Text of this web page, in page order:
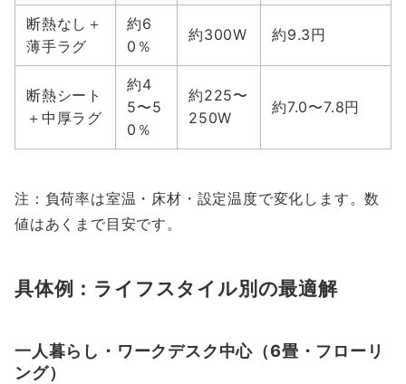
断熱なし＋
薄手ラグ
約6
0％
約300W 約9.3円
断熱シート
＋中厚ラグ
約4
5〜5
0％
約225〜
250W
約7.0〜7.8円
注：負荷率は室温・床材・設定温度で変化します。数
値はあくまで目安です。
具体例：ライフスタイル別の最適解
一人暮らし・ワークデスク中心（6畳・フローリ
ング）